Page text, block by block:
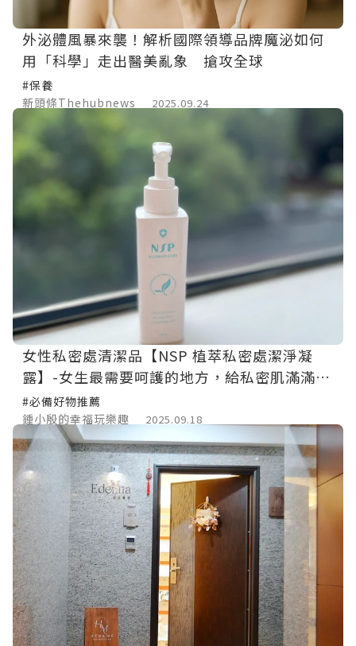
外泌體風暴來襲！解析國際領導品牌魔泌如何
用「科學」走出醫美亂象 搶攻全球
#保養
新頭條Thehubnews
2025.09.24
女性私密處清潔品【NSP 植萃私密處潔淨凝
露】-女生最需要呵護的地方，給私密肌滿滿儀
式感。植萃配方，pH值溫和，天天使用很可
以。
#必備好物推薦
鍾小殷的幸福玩樂趣
2025.09.18